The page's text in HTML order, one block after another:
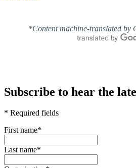
*Content machine-translated by
Subscribe to hear the
* Required fields
First name*
Last name*